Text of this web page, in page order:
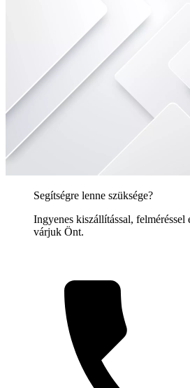
Segítségre lenne szüksége?
Ingyenes kiszállítással, felméréssel
várjuk Önt.